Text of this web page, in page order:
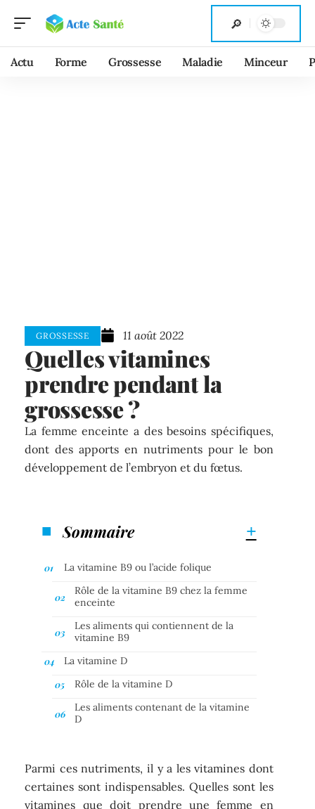
Actu Forme Grossesse Maladie Minceur
GROSSESSE 11 août 2022
Quelles vitamines
prendre pendant la
grossesse ?
La femme enceinte a des besoins spécifiques,
dont des apports en nutriments pour le bon
développement de l’embryon et du fœtus.
Sommaire
La vitamine B9 ou l’acide folique
Rôle de la vitamine B9 chez la femme
enceinte
Les aliments qui contiennent de la
vitamine B9
La vitamine D
Rôle de la vitamine D
Les aliments contenant de la vitamine
D
Parmi ces nutriments, il y a les vitamines dont
certaines sont indispensables. Quelles sont les
vitamines que doit prendre une femme en